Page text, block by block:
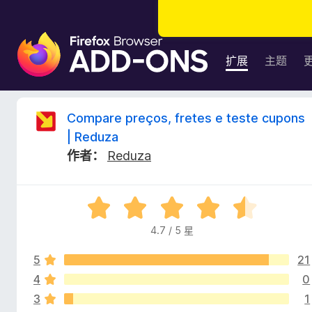
F
i
e
扩展 主题
C
o
a
r
Compare preços, fretes e teste cupons
| Reduza
作者：
Reduza
评
分
/
5
4.7 / 5 星
5
21
4
0
3
1